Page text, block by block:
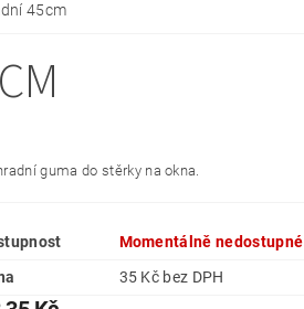
45cm
guma do stěrky na okna.
Momentálně nedostupné
35 Kč bez DPH